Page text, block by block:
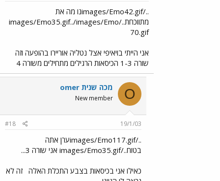
../images/Emo42.gifנו מה את
מתווכחת../images/Emo35.gif../images/Emo
70.gif
אני הייתי בויאיפי אצל נטליה אוריירו בהופעה וזה
שורה 1-3 הכיסאות הרגילים מתחילים משורה 4
O omer מכה שנית
New member
19/1/03
#18
../images/Emo117.gifערן אתה
בטוח../images/Emo35.gif אני שורה 3...
כאילו אני בכיסאות בצבע התכלת האלה זה לא